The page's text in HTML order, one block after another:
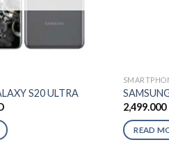
S20 ULTRA
2,499.000
READ